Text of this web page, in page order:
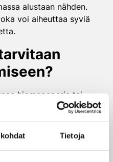
Tietoja
alustaan nähden.
voi aiheuttaa syviä
hiomapaperia tai
suojalasit,
Sähköinen hiomakone
suurilla pinnoilla.
ja eri karkeuksien